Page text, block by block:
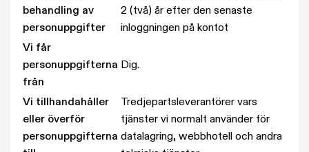
behandling av
personuppgifter
2 (två) år efter den senaste
inloggningen på kontot
Vi får
personuppgifterna
från
Dig.
Vi tillhandahåller
eller överför
personuppgifterna
Tredjepartsleverantörer vars
tjänster vi normalt använder för
datalagring, webbhotell och andra